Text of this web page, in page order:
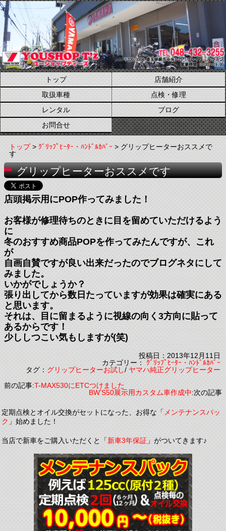
トップ
店舗紹介
取扱車種
点検・修理
レンタル
ブログ
お問合せ
トップ>ｸﾞﾘｯﾌﾟﾋｰﾀｰ・ﾊﾝﾄﾞﾙｶﾊﾞｰ> グリップヒーターおススメで
す
グリップヒーターおススメです
店頭掲示用にPOP作ってみました！
お客様が修理待ちのときに目を留めていただけるよう
に
冬のおすすめ商品POPを作ってみたんですが、これ
が
自画自賛ですが良い出来だったのでブログネタにして
みました。
いかがでしょうか？
張り出してから数日たっていますが効果は確実にある
と思います。
それは、目に留まるように視線の向く3方向に貼って
あるからです！
少ししつこい気もしますが(笑)
投稿日：2013年12月11日
カテゴリー：ｸﾞﾘｯﾌﾟﾋｰﾀｰ・ﾊﾝﾄﾞﾙｶﾊﾞｰ
タグ：グリップヒーターお試し/ヤマハ純正グリップヒーター
前の記事:T-MAX530にETCつけました
BW’S50展示用カスタム車作成中:次の記事
定期点検とオイル交換がセットになった、お得な「メンテナンスパッ
ク」始めました！
当店で新車をご購入いただくと「新車3年保証」がついてきます♪